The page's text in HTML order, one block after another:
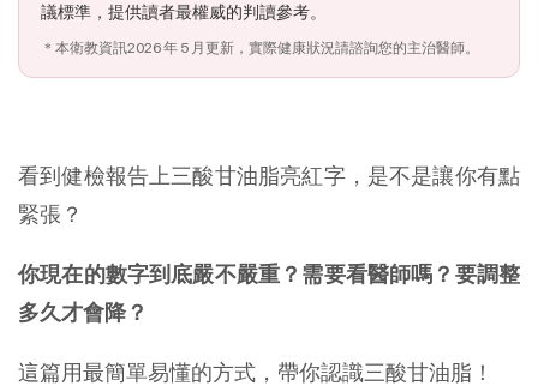
議標準，提供讀者最權威的判讀參考。
＊本衛教資訊2026 年 5 月更新，實際健康狀況請諮詢您的主治醫師。
看到健檢報告上三酸甘油脂亮紅字，是不是讓你有點
緊張？
你現在的數字到底嚴不嚴重？需要看醫師嗎？要調整
多久才會降？
這篇用最簡單易懂的方式，帶你認識三酸甘油脂！